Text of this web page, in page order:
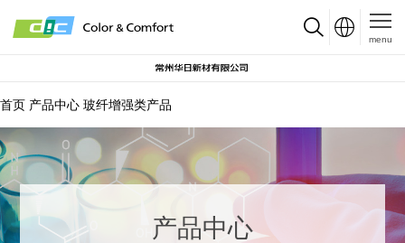
menu
首页 产品中心 玻纤增强类产品
产品中心